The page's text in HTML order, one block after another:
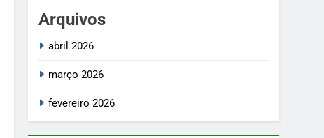
Arquivos
abril 2026
março 2026
fevereiro 2026